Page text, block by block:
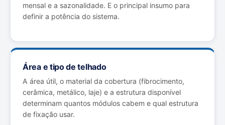
mensal e a sazonalidade. E o principal insumo para
definir a potência do sistema.
Área e tipo de telhado
A área útil, o material da cobertura (fibrocimento,
cerâmica, metálico, laje) e a estrutura disponível
determinam quantos módulos cabem e qual estrutura
de fixação usar.